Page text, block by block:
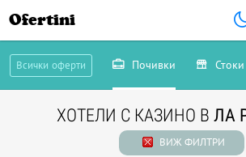
Ofertini
Всички оферти Почивки Стоки
ХОТЕЛИ С КАЗИНО В ЛА
ВИЖ ФИЛТРИ